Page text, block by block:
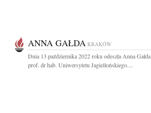
ANNA GAŁDA KRAKÓW
Dnia 13 października 2022 roku odeszła Anna Gałda
prof. dr hab. Uniwersytetu Jagiellońskiego....